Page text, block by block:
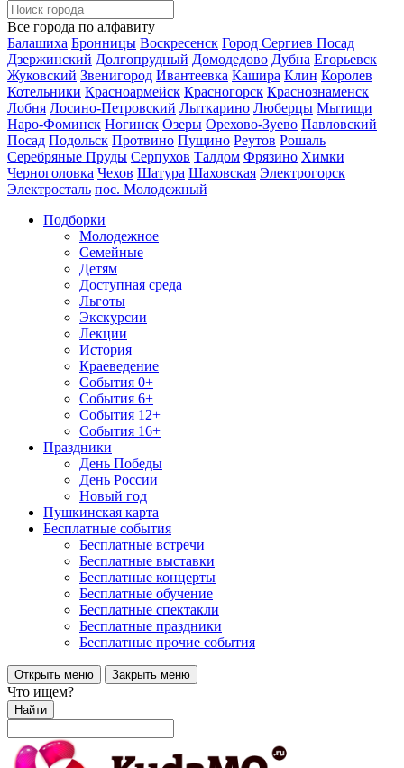
Все города по алфавиту
Балашиха Бронницы Воскресенск Город Сергиев Посад
Дзержинский Долгопрудный Домодедово Дубна Егорьевск
Жуковский Звенигород Ивантеевка Кашира Клин Королев
Котельники Красноармейск Красногорск Краснознаменск
Лобня Лосино-Петровский Лыткарино Люберцы Мытищи
Наро-Фоминск Ногинск Озеры Орехово-Зуево Павловский
Посад Подольск Протвино Пущино Реутов Рошаль
Серебряные Пруды Серпухов Талдом Фрязино Химки
Черноголовка Чехов Шатура Шаховская Электрогорск
Электросталь пос. Молодежный
Подборки
Молодежное
Семейные
Детям
Доступная среда
Льготы
Экскурсии
Лекции
История
Краеведение
События 0+
События 6+
События 12+
События 16+
Праздники
День Победы
День России
Новый год
Пушкинская карта
Бесплатные события
Бесплатные встречи
Бесплатные выставки
Бесплатные концерты
Бесплатные обучение
Бесплатные спектакли
Бесплатные праздники
Бесплатные прочие события
Открыть меню Закрыть меню
Что ищем?
Найти